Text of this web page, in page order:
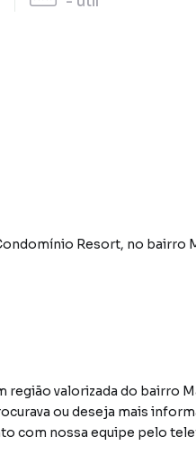
Resort, no bairro
região valorizada do bairro
ou deseja mais
com nossa equipe pelo